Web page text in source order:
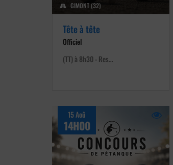
GIMONT (32)
Tête à tête
Officiel
(TT) à 8h30 - Res…
15 Aoû
14H00